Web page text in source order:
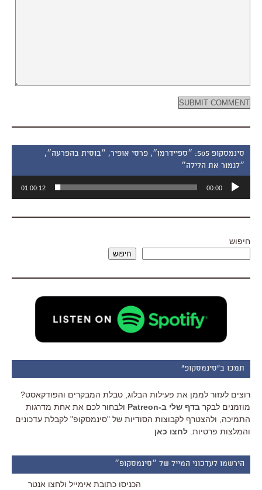
סינמסקופ 505: ״ספיידרמן״, פרסי אופיר, ״בוסית בהפרעה״,
״לגמור את הלילה״
אודיו
00:00
01:00:12
חיפוש
חיפוש
תמכו ב"סינמסקופ"
רוצים לעזור לממן את פעילות הבלוג, טבלת המבקרים והפודקאסט?
מוזמנים לבקר בדף שלי ב-Patreon
ולבחור לכם את אחת מדרגות
התמיכה, ולהצטרף לקבוצות הסודיות של "סינמסקופ" לקבלת עדכונים
והמלצות פרטיות. לחצו כאן
הירשמו לעדכוני המייל של ״סינמסקופ״
הכניסו כתובת אימייל ולחצו אנטר